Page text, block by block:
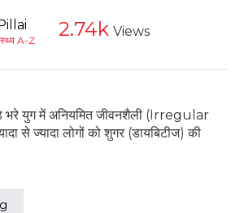
A-Z 2.74k Views
युग में अनियमित जीवनशैली (Irregular
से ज्यादा लोगों को शुगर (डायबिटीज) की